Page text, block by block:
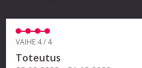
VAIHE 4 / 4
Toteutus